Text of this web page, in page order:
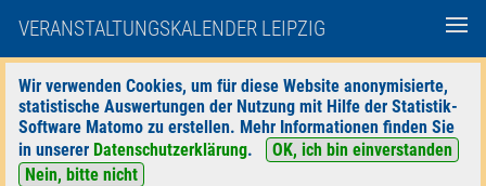
VERANSTALTUNGSKALENDER LEIPZIG
Wir verwenden Cookies, um für diese Website anonymisierte,
statistische Auswertungen der Nutzung mit Hilfe der Statistik-
Software Matomo zu erstellen. Mehr Informationen finden Sie
in unserer Datenschutzerklärung.
OK, ich bin einverstanden
Nein, bitte nicht